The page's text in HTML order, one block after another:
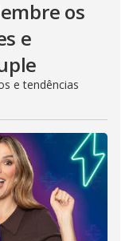
os
e
e tendências